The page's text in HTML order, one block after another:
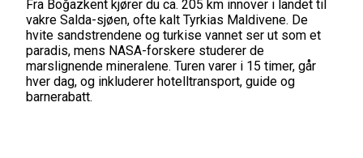
Fra Boğazkent kjører du ca. 205 km innover i landet til
vakre Salda-sjøen, ofte kalt Tyrkias Maldivene. De
hvite sandstrendene og turkise vannet ser ut som et
paradis, mens NASA-forskere studerer de
marslignende mineralene. Turen varer i 15 timer, går
hver dag, og inkluderer hotelltransport, guide og
barnerabatt.